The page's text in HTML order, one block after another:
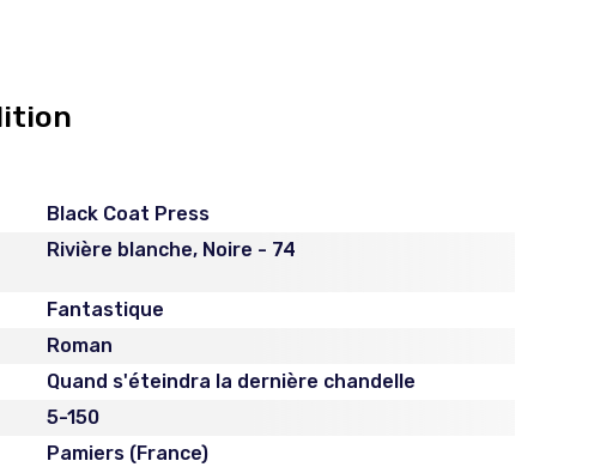
Black Coat Press
Rivière blanche, Noire - 74
Fantastique
Roman
Quand s'éteindra la dernière chandelle
5-150
Pamiers (France)